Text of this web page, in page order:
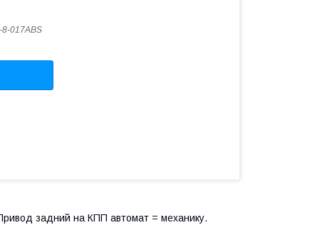
8-017ABS
задний на КПП автомат = механику.